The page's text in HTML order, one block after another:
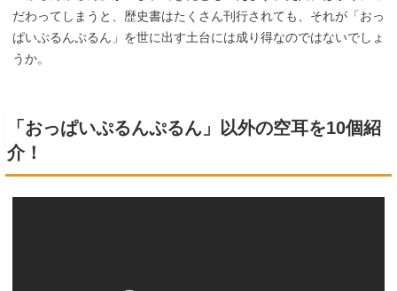
だわってしまうと、歴史書はたくさん刊行されても、それが「おっ
ぱいぷるんぷるん」を世に出す土台には成り得なのではないでしょ
うか。
「おっぱいぷるんぷるん」以外の空耳を10個紹
介！